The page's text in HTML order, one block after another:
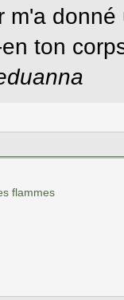
m'a
ton
flammes